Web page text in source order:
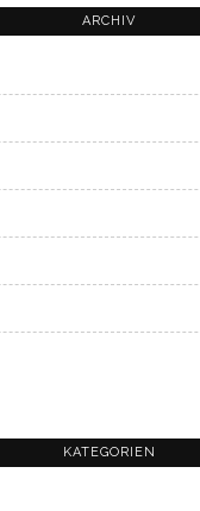
ARCHIV
KATEGORIEN